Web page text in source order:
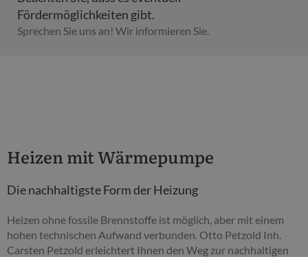
Fördermöglichkeiten gibt.
Sprechen Sie uns an! Wir informieren Sie.
Heizen mit Wärmepumpe
Die nachhaltigste Form der Heizung
Heizen ohne fossile Brennstoffe ist möglich, aber mit einem
hohen technischen Aufwand verbunden. Otto Petzold Inh.
Carsten Petzold erleichtert Ihnen den Weg zur nachhaltigen